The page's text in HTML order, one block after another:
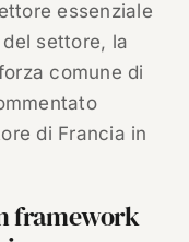
essenziale
settore, la
comune di
di Francia in
framework